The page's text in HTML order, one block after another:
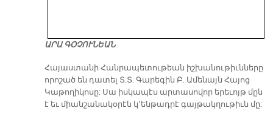
ԱՐԱ ԳՕՉՈՒՆԵԱՆ
​Հայաստանի Հանրապետութեան իշխանութիւնները
որոշած են դատել Տ.Տ. Գարեգին Բ. Ամենայն Հայոց
Կաթողիկոսը: Սա իսկապէս արտասովոր երեւոյթ մըն
է եւ միանշանակօրէն կ՚ենթադրէ գայթակղութիւն մը: